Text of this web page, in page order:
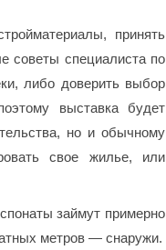
принять
советы специалиста по
либо доверить выбор
выставка будет
но и обычному
свое жилье, или
займут примерно
метров — снаружи.